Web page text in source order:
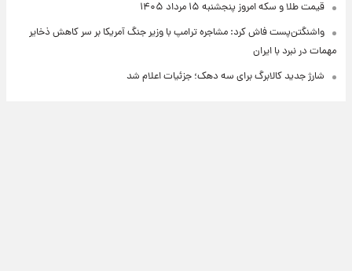
قیمت طلا و سکه امروز پنجشنبه ۱۵ مرداد ۱۴۰۵
واشنگتن‌پست فاش کرد: مشاجره ترامپ با وزیر جنگ آمریکا بر سر کاهش ذخایر
مهمات در نبرد با ایران
شارژ جدید کالابرگ برای سه دهک؛ جزئیات اعلام شد